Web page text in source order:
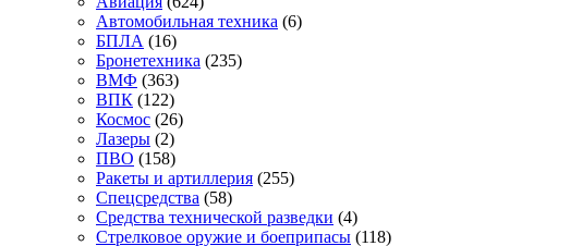
Автомобильная техника (6)
БПЛА (16)
Бронетехника (235)
ВМФ (363)
ВПК (122)
Космос (26)
Лазеры (2)
ПВО (158)
Ракеты и артиллерия (255)
Спецсредства (58)
Средства технической разведки (4)
Стрелковое оружие и боеприпасы (118)